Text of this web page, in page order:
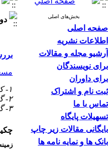
بخش‌های اصلی
صفحه اصلی
اطلاعات نشریه
آرشیو مجله و مقالات
برای نویسندگان
برای داوران
ثبت نام و اشتراک
تماس با ما
تسهیلات پایگاه
بایگانی مقالات زیر چاپ
بانک ها و نمایه نامه ها
دوره ۲۶،
۱- کمیته تحقیقات دانشجویی، دانشگاه علوم پزشکی شیراز، شیراز، ایران
۲- گروه فیزیک و مهندسی پزشکی، دانشگاه علوم پزشکی شیراز، شیراز، ایران ،
۳- گروه پزشکی اجتماعی، دانشگاه علوم پزشکی شیراز، شیراز، ایران